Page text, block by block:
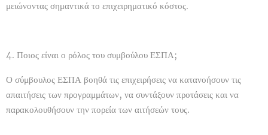
μειώνοντας σημαντικά το επιχειρηματικό κόστος.
4. Ποιος είναι ο ρόλος του συμβούλου ΕΣΠΑ;
Ο σύμβουλος ΕΣΠΑ βοηθά τις επιχειρήσεις να κατανοήσουν τις
απαιτήσεις των προγραμμάτων, να συντάξουν προτάσεις και να
παρακολουθήσουν την πορεία των αιτήσεών τους.